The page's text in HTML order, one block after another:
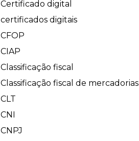
Certificado digital
certificados digitais
CFOP
CIAP
Classificação fiscal
Classificação fiscal de mercadorias
CLT
CNI
CNPJ